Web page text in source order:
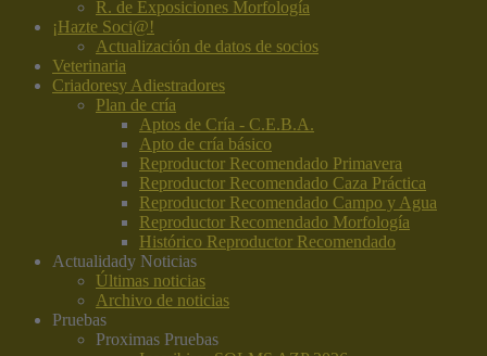
R. de Exposiciones Morfología
¡Hazte Soci@!
Actualización de datos de socios
Veterinaria
Criadoresy Adiestradores
Plan de cría
Aptos de Cría - C.E.B.A.
Apto de cría básico
Reproductor Recomendado Primavera
Reproductor Recomendado Caza Práctica
Reproductor Recomendado Campo y Agua
Reproductor Recomendado Morfología
Histórico Reproductor Recomendado
Actualidady Noticias
Últimas noticias
Archivo de noticias
Pruebas
Proximas Pruebas